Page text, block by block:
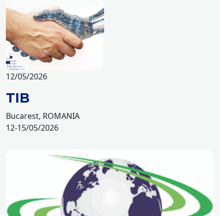
12/05/2026
TIB
Bucarest, ROMANIA
12-15/05/2026